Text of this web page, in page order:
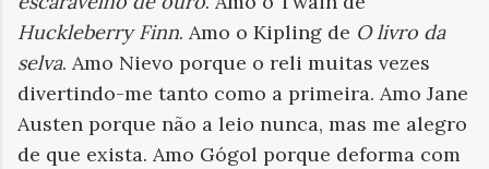
Huckleberry Finn. Amo o Kipling de O livro da
selva. Amo Nievo porque o reli muitas vezes
divertindo-me tanto como a primeira. Amo Jane
Austen porque não a leio nunca, mas me alegro
de que exista. Amo Gógol porque deforma com